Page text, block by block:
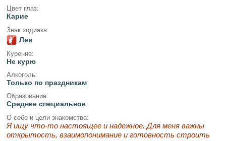
Цвет глаз:
Карие
Знак зодиака:
Лев
Курение:
Не курю
Алкоголь:
Только по праздникам
Образование:
Среднее специальное
О себе и цели знакомства:
Я ищу что-то настоящее и надежное. Для меня важны
открытость, взаимопонимание и готовность строить